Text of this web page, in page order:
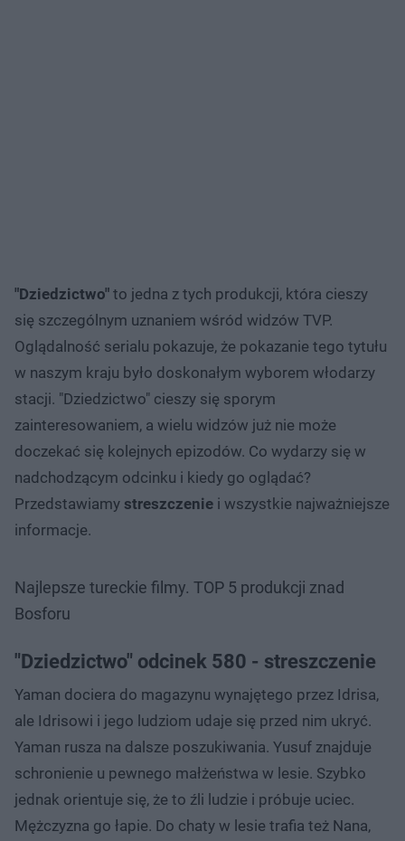
"Dziedzictwo" to jedna z tych produkcji, która cieszy
się szczególnym uznaniem wśród widzów TVP.
Oglądalność serialu pokazuje, że pokazanie tego tytułu
w naszym kraju było doskonałym wyborem włodarzy
stacji. "Dziedzictwo" cieszy się sporym
zainteresowaniem, a wielu widzów już nie może
doczekać się kolejnych epizodów. Co wydarzy się w
nadchodzącym odcinku i kiedy go oglądać?
Przedstawiamy streszczenie i wszystkie najważniejsze
informacje.
Najlepsze tureckie filmy. TOP 5 produkcji znad
Bosforu
"Dziedzictwo" odcinek 580 - streszczenie
Yaman dociera do magazynu wynajętego przez Idrisa,
ale Idrisowi i jego ludziom udaje się przed nim ukryć.
Yaman rusza na dalsze poszukiwania. Yusuf znajduje
schronienie u pewnego małżeństwa w lesie. Szybko
jednak orientuje się, że to źli ludzie i próbuje uciec.
Mężczyzna go łapie. Do chaty w lesie trafia też Nana,